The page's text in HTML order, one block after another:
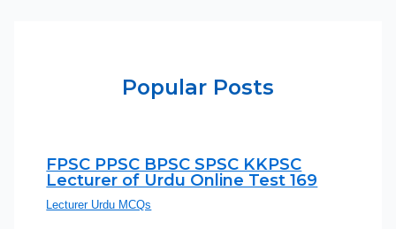
Popular Posts
FPSC PPSC BPSC SPSC KKPSC
Lecturer of Urdu Online Test 169
Lecturer Urdu MCQs